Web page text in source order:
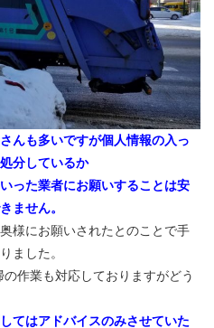
んも多いですが個人情報の入っ
分しているか
った業者にお願いすることは安
ません。
様にお願いされたとのことで手
ました。
の作業も対応しておりますがどう
てはアドバイスのみさせていた